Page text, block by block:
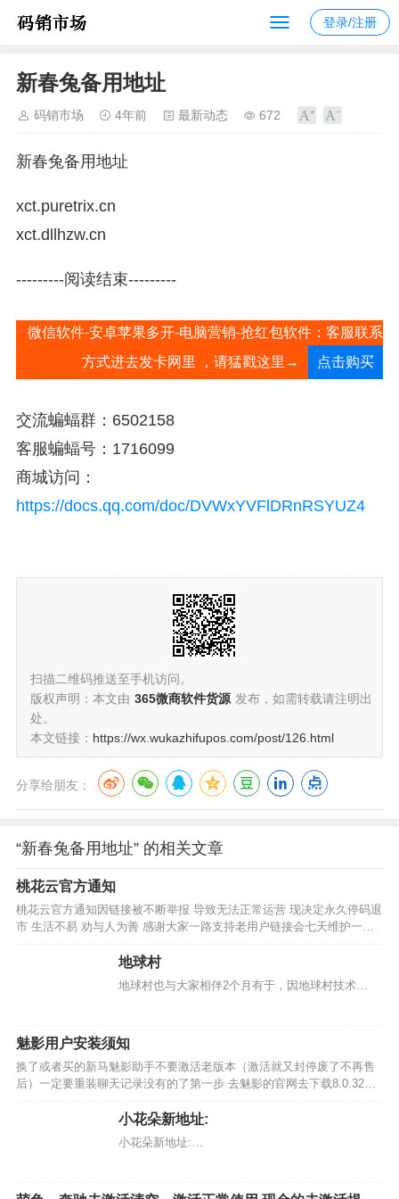
登录/注册
新春兔备用地址
码销市场 4年前 最新动态 672
新春兔备用地址
xct.puretrix.cn
xct.dllhzw.cn
---------阅读结束---------
微信软件-安卓苹果多开-电脑营销-抢红包软件：客服联系
方式进去发卡网里 ，请猛戳这里→
点击购买
交流蝙蝠群：6502158
客服蝙蝠号：1716099
商城访问：
https://docs.qq.com/doc/DVWxYVFlDRnRSYUZ4
扫描二维码推送至手机访问。
版权声明：本文由 365微商软件货源 发布，如需转载请注明出
处。
本文链接： https://wx.wukazhifupos.com/post/126.html
分享给朋友：
“新春兔备用地址” 的相关文章
桃花云官方通知
桃花云官方通知因链接被不断举报 导致无法正常运营 现决定永久停码退
市 生活不易 劝与人为善 感谢大家一路支持老用户链接会七天维护一
次，服务器正常运行…
地球村
地球村也与大家相伴2个月有于，因地球村技术…
魅影用户安装须知
换了或者买的新马魅影助手不要激活老版本（激活就又封停废了不再售
后）一定要重装聊天记录没有的了第一步 去魅影的官网去下载8.0.32版
本去覆盖他现在的官微！第二部安装魅影助手，微信是哪个版本就对应
安装哪个版本的魅影，以前内置的，现在依托官微了，框架不一样了！
只有这样新用户才能正常使用！大家记…
小花朵新地址:
小花朵新地址:…